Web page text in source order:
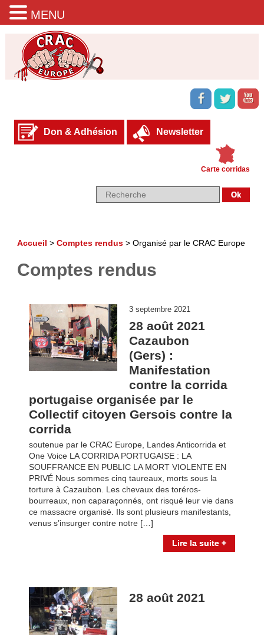
Don & Adhésion Newsletter
Carte corridas
Accueil > Comptes rendus> Organisé par le CRAC Europe
Comptes rendus
3 septembre 2021
28 août 2021
Cazaubon
(Gers) :
Manifestation
contre la corrida
portugaise organisée par le
Collectif citoyen Gersois contre la
corrida
soutenue par le CRAC Europe, Landes Anticorrida et
One Voice LA CORRIDA PORTUGAISE : LA
SOUFFRANCE EN PUBLIC LA MORT VIOLENTE EN
PRIVÉ Nous sommes cinq taureaux, morts sous la
torture à Cazaubon. Les chevaux des toréros-
bourreaux, non caparaçonnés, ont risqué leur vie dans
ce massacre organisé. Ils sont plusieurs manifestants,
venus s’insurger contre notre […]
Lire la suite +
28 août 2021
MENU